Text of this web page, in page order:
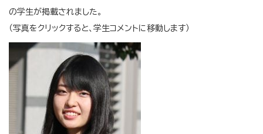
の学生が掲載されました。
（写真をクリックすると、学生コメントに移動します）